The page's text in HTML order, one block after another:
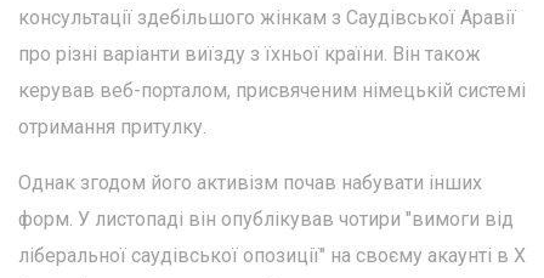
консультації здебільшого жінкам з Саудівської Аравії
про різні варіанти виїзду з їхньої країни. Він також
керував веб-порталом, присвяченим німецькій системі
отримання притулку.
Однак згодом його активізм почав набувати інших
форм. У листопаді він опублікував чотири "вимоги від
ліберальної саудівської опозиції" на своєму акаунті в X